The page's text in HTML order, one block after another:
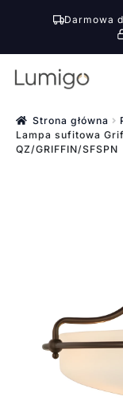
Darmowa
Przejdź
nawigacji
Przejdź
treści Strona główna
Lampa sufitowa
QZ/GRIFFIN/SFSPN